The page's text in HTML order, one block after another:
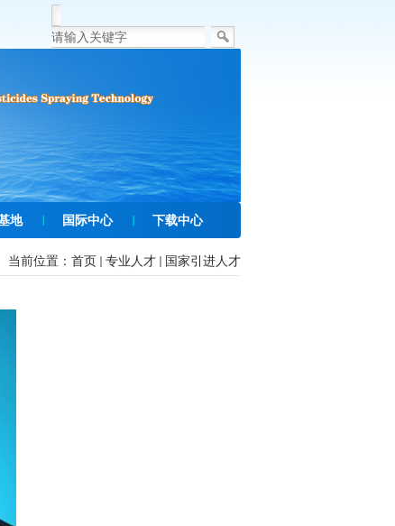
地 国际中心 下载中心
当前位置： 首页 专业人才 国家引进人才